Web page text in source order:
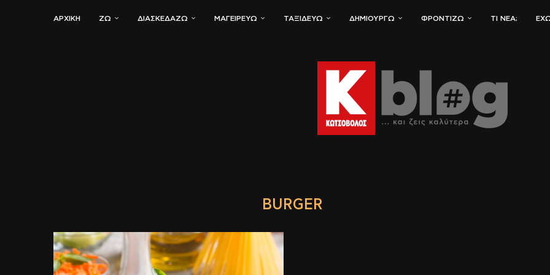
ΑΡΧΙΚΗ ΖΏ ΔΙΑΣΚΕΔΆΖΩ ΜΑΓΕΙΡΕΎΩ ΤΑΞΙΔΕΎΩ ΔΗΜΙΟΥΡΓΏ ΦΡΟΝΤΊΖΩ ΤΙ ΝΈΑ;
BURGER